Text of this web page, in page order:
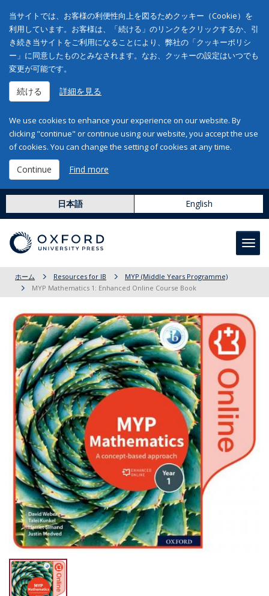
当サイトでは、お客様の利便性向上を図るためクッキー（Cookie）を
利用しています。お客様は、「続ける」のリンクをクリックするか、引
き続き当サイトをご利用になることにより、弊社の「クッキーポリシ
ー」に同意したものとみなされます。なお、クッキーの設定はいつでも
変更が可能です。
続ける 詳細を見る
We use cookies to enhance your experience on our website. By
clicking "continue" or continue using our website, you accept the use
of cookies. You can change the setting of cookies at any time.
Continue Find more
日本語 English
ホーム Resources for IB
MYP (Middle Years Programme)
MYP Mathematics 1: Enhanced Online Course Book